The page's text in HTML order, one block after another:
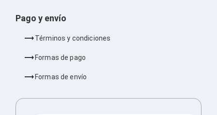
Adaptadores PC Serial
Adaptadores PC SATA
Adaptadores PC IDE
Adaptadores PC Teclado
Bluetooth
Adaptadores Video
Adaptadores Video DisplayPort
Divisores de Video
Extensores y Receptores de Vídeo
Pago y envío
Términos y condiciones
Formas de pago
Formas de envío